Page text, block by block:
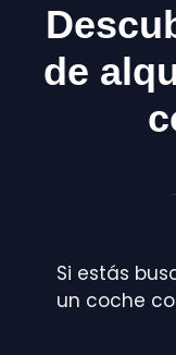
de
Si estás
un coche